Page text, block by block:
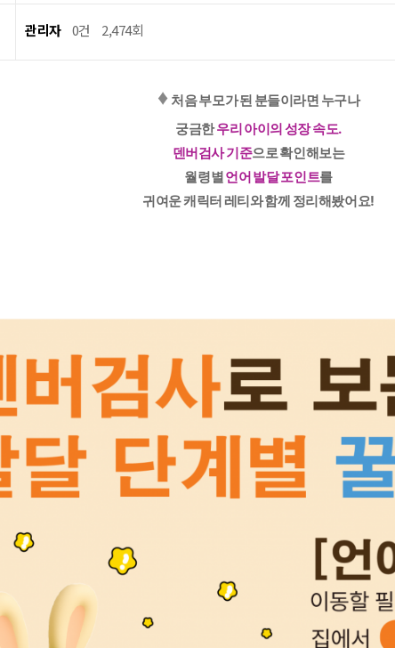
관리자 0건 2,474회
♦️ 처음 부모가 된 분들이라면 누구나
궁금한우리 아이의 성장 속도.
덴버검사 기준으로 확인해보는
월령별언어 발달 포인트를
귀여운 캐릭터 레티와 함께 정리해봤어요!